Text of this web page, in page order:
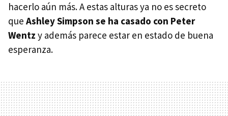
hacerlo aún más. A estas alturas ya no es secreto
que Ashley Simpson se ha casado con Peter
Wentz y además parece estar en estado de buena
esperanza.